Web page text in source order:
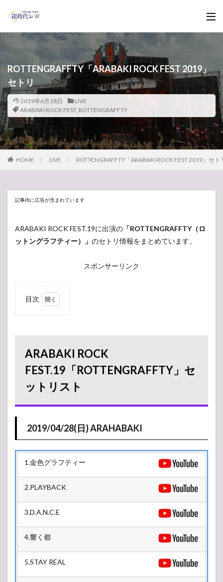
ROTTENGRAFFTY「ARABAKI ROCK FEST 2019」
セトリ
2019年6月18日
LIVE
ARABAKI ROCK FEST, ROTTENGRAFFTY
HOME LIVE ROTTENGRAFFTY「ARABAKI ROCK FEST 2019」セト
記事内に広告が含まれています
ARABAKI ROCK FEST.19に出演の 「ROTTENGRAFFTY（ロ
ットングラフティー）」 のセトリ情報をまとめています。
スポンサーリンク
目次
ARABAKI ROCK
2019/04/28(日)
ARAHABAKI
2019/04/28(日)
MICHINOKU
2.2
HATAHATA
2.3
TSUGARU
ARAHABAKI
HANAGASA
ETSU
ARABAKI ROCK
FEST.19「ROTTENGRAFFTY」セ
ットリスト
2019/04/28(日) ARAHABAKI
1.金色グラフティー
2.PLAYBACK
3.D.A.N.C.E
4.響く都
5.STAY REAL